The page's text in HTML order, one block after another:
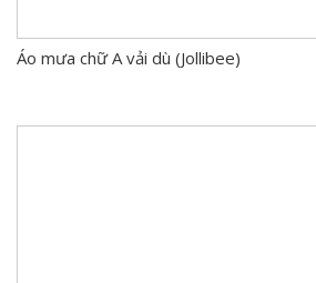
Áo mưa chữ A vải dù (Jollibee)